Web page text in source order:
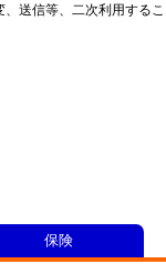
送信等、二次利用する
保険